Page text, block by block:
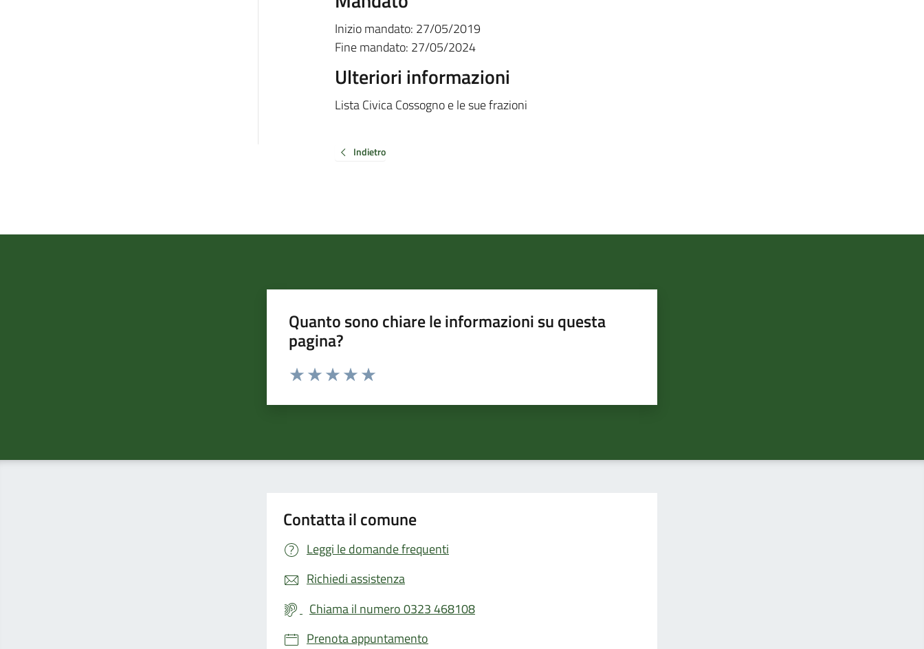
Inizio mandato: 27/05/2019
Fine mandato: 27/05/2024
Ulteriori informazioni
Lista Civica Cossogno e le sue frazioni
Indietro
Quanto sono chiare le informazioni su questa
pagina?
Valuta da 1 a 5 stelle la pagina
Contatta il comune
Leggi le domande frequenti
Richiedi assistenza
Chiama il numero 0323 468108
Prenota appuntamento